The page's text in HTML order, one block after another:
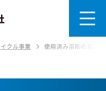
クル事業 使用済み溶剤の受託